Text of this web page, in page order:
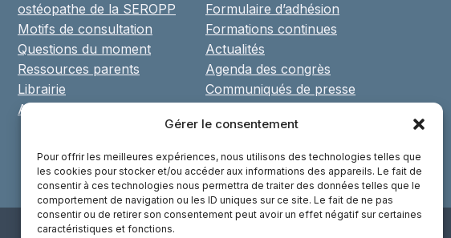
Gérer le consentement
Pour offrir les meilleures expériences, nous utilisons des technologies telles que
les cookies pour stocker et/ou accéder aux informations des appareils. Le fait de
consentir à ces technologies nous permettra de traiter des données telles que le
comportement de navigation ou les ID uniques sur ce site. Le fait de ne pas
consentir ou de retirer son consentement peut avoir un effet négatif sur certaines
caractéristiques et fonctions.
ostéopathe de la SEROPP
Motifs de consultation
Questions du moment
Ressources parents
Librairie
Annuaire
Formulaire d’adhésion
Formations continues
Actualités
Agenda des congrès
Communiqués de presse
partenaires
Librairie